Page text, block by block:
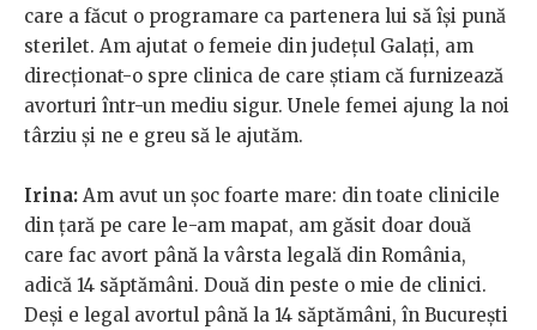
care a făcut o programare ca partenera lui să își pună
sterilet. Am ajutat o femeie din județul Galați, am
direcționat-o spre clinica de care știam că furnizează
avorturi într-un mediu sigur. Unele femei ajung la noi
târziu și ne e greu să le ajutăm.
Irina: Am avut un șoc foarte mare: din toate clinicile
din țară pe care le-am mapat, am găsit doar două
care fac avort până la vârsta legală din România,
adică 14 săptămâni. Două din peste o mie de clinici.
Deși e legal avortul până la 14 săptămâni, în București